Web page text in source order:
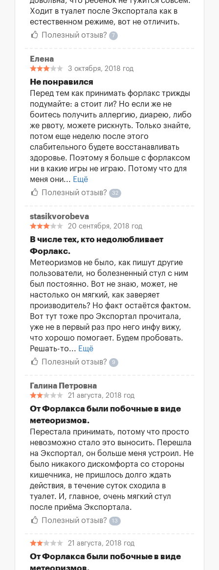
Ходит в туалет после Экспортала как в
естественном режиме, вот не отличить.
Полезный отзыв?
7
Елена
3 октября, 2018 год
Не понравился
Перед тем как принимать форлакс трижды
подумайте: а стоит ли? Но если же не
боитесь получить аллергию, диарею, либо
же рвоту, можете рискнуть. Только знайте,
потом еще неделю после этого
слабительного будете восстанавливать
здоровье. Поэтому я больше с форлаксом
ни в какие игры не играю. Потому что для
меня они... Ещё
Полезный отзыв?
32
stasikvorobeva
20 сентября, 2018 год
В числе тех, кто недолюбливает
Форлакс.
Метеоризмов не было, как пишут другие
пользователи, но болезненный стул с ним
был постоянно. Вот не знаю, может, не
настолько он мягкий, как заверяет
производитель? Но факт остаётся фактом.
Вот тут тоже про Экспортал прочитала,
уже не в первый раз про него инфу вижу,
что хорошо помогает. Будем пробовать.
Решать-то... Ещё
Полезный отзыв?
9
Галина Петровна
21 августа, 2018 год
От Форлакса были побочные в виде
метеоризмов.
Перестала принимать, потому что просто
невозможно стало это выносить. Перешла
на Экспортал, он больше меня устроил. Не
было никакого дискомфорта со стороны
кишечника, не пришлось долго ждать
действия, в течение суток сходила в
туалет. И, главное, очень мягкий стул
после приёма Экспортала.
Полезный отзыв?
13
21 августа, 2018 год
От Форлакса были побочные в виде
метеоризмов.